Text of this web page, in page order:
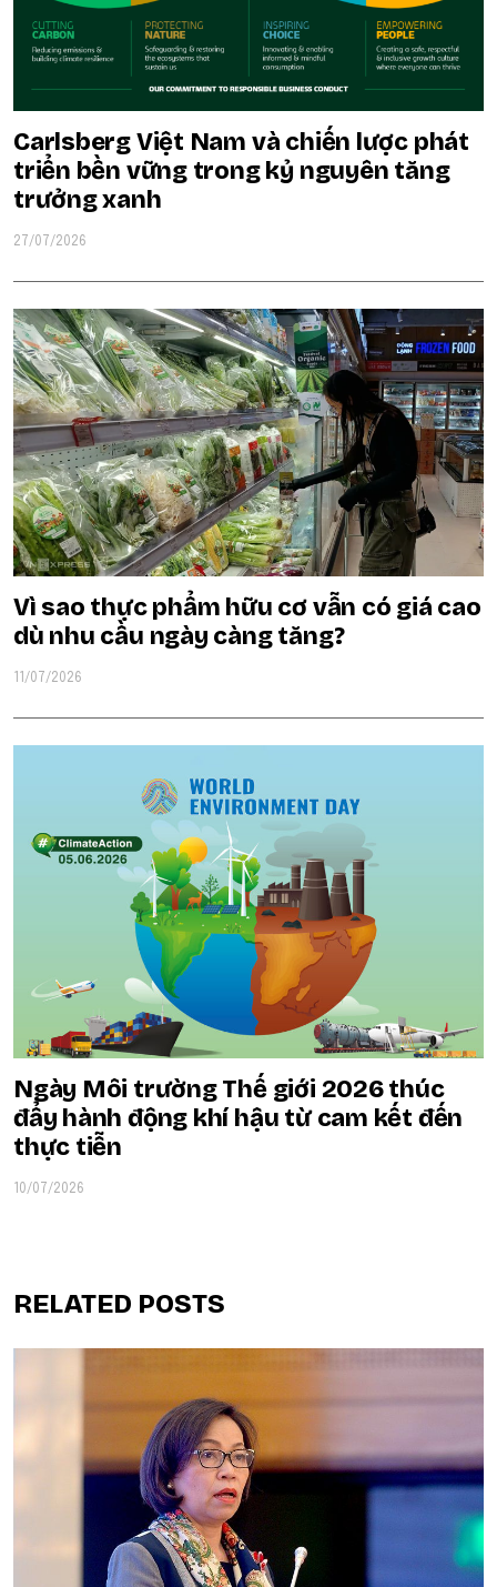
Carlsberg Việt Nam và chiến lược phát
triển bền vững trong kỷ nguyên tăng
trưởng xanh
27/07/2026
Vì sao thực phẩm hữu cơ vẫn có giá cao
dù nhu cầu ngày càng tăng?
11/07/2026
Ngày Môi trường Thế giới 2026 thúc
đẩy hành động khí hậu từ cam kết đến
thực tiễn
10/07/2026
RELATED POSTS